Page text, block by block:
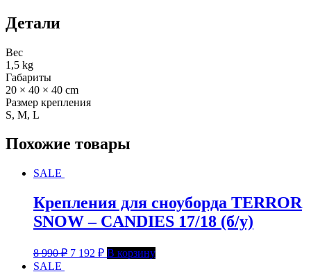
Детали
Вес
1,5 kg
Габариты
20 × 40 × 40 cm
Размер крепления
S, M, L
Похожие товары
SALE
Крепления для сноуборда TERROR
SNOW – CANDIES 17/18 (б/у)
8 990₽ 7 192 ₽ В корзину
SALE